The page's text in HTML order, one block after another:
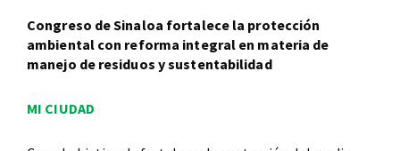
Congreso de Sinaloa fortalece la protección
ambiental con reforma integral en materia de
manejo de residuos y sustentabilidad
MI CIUDAD